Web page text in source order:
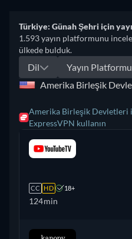
Türkiye: Günah Şehri için
1.593 yayın platformunu
ülkede bulduk.
Dil
Yayın Platformu
Amerika Birleşik
Amerika Birleşik Devletleri
ExpressVPN kullanın
CC HD 18+
124min